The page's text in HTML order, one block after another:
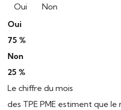
Oui
Non
Oui
75 %
Non
25 %
Le chiffre du mois
des TPE PME estiment que